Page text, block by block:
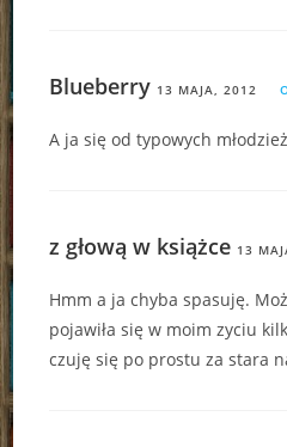
Blueberry 13 MAJA, 2012
A ja się od typowych
z głową w książce 13
Hmm a ja chyba spasuję.
pojawiła się w moim zyciu
czuję się po prostu za stara